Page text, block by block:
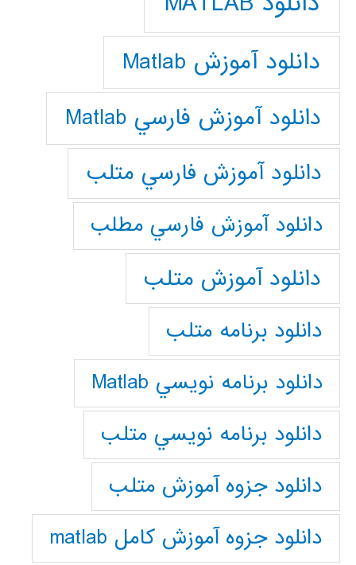
دانلود آموزش Matlab
دانلود آموزش فارسي Matlab
دانلود آموزش فارسي متلب
دانلود آموزش فارسي مطلب
دانلود آموزش متلب
دانلود برنامه متلب
دانلود برنامه نويسي Matlab
دانلود برنامه نويسي متلب
دانلود جزوه آموزش متلب
دانلود جزوه آموزش کامل matlab